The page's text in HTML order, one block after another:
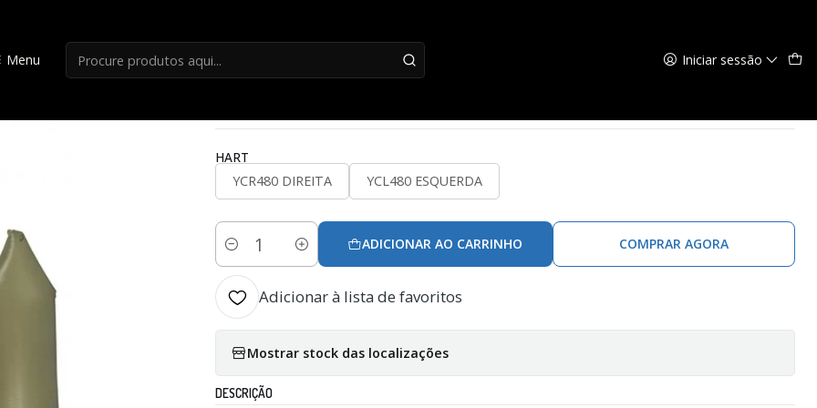
Menu Iniciar sessão
|
HART
YCR480 DIREITA
YCL480 ESQUERDA
Quantidade
ADICIONAR AO CARRINHO COMPRAR AGORA
Adicionar à lista de favoritos
Mostrar stock das localizações
DESCRIÇÃO